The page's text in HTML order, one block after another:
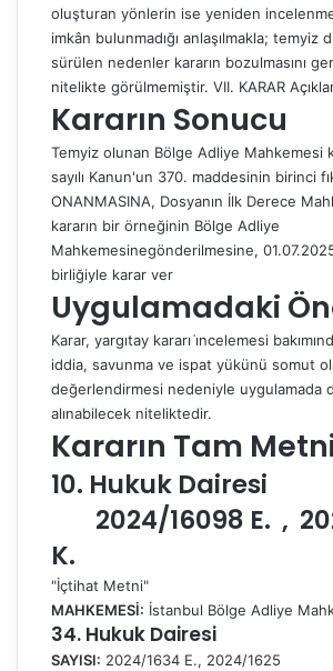
oluşturan yönlerin ise yeniden
imkân bulunmadığı anlaşılmakla; temyiz
sürülen nedenler kararın bozulmasını
nitelikte görülmemiştir. VII. KARAR
Kararın Sonucu
Temyiz olunan Bölge Adliye Mahkemesi
sayılı Kanun'un 370. maddesinin birinci
ONANMASINA, Dosyanın İlk Derece
kararın bir örneğinin Bölge Adliye
Mahkemesinegönderilmesine,
birliğiyle karar ver
Uygulamadaki
Karar, yargıtay kararı i̇ncelemesi
iddia, savunma ve ispat yükünü somut
değerlendirmesi nedeniyle uygulamada
alınabilecek niteliktedir.
Kararın Tam
10. Hukuk Dairesi
2024/16098 E. ,
K.
"İçtihat Metni"
MAHKEMESİ: İstanbul Bölge Adliye
34. Hukuk Dairesi
SAYISI: 2024/1634 E., 2024/1625